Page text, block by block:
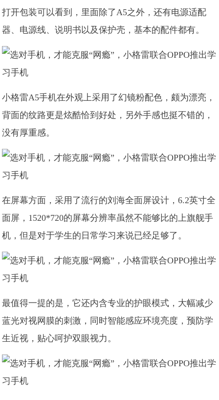
打开包装可以看到，里面除了A5之外，还有电源适配
器、电源线、说明书以及保护壳，基本的配件都有。
小格雷A5手机在外观上采用了幻镜粉配色，颇为漂亮，
背面的纹路更是炫酷恰到好处，另外手感也挺不错的，
没有厚重感。
在屏幕方面，采用了流行的刘海全面屏设计，6.2英寸全
面屏，1520*720的屏幕分辨率虽然不能够比的上旗舰手
机，但是对于学生的日常学习来说已经足够了。
最值得一提的是，它还内含专业的护眼模式，大幅减少
蓝光对视网膜的刺激，同时智能感应环境亮度，预防学
生近视，贴心呵护双眼视力。